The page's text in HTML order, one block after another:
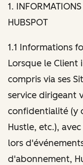
1. INFORMATIONS
HUBSPOT
1.1 Informations
Lorsque le Client
compris via ses
service dirigeant
confidentialité (y
Hustle, etc.),
lors
d'abonnement,